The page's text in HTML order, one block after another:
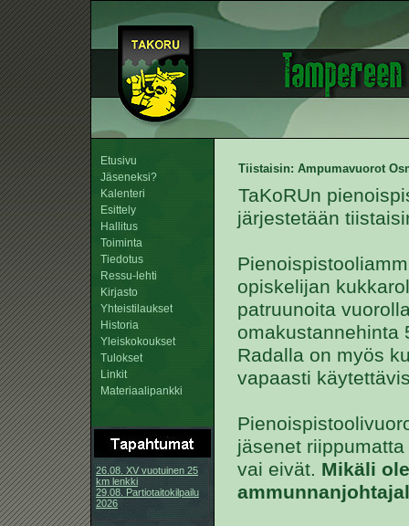
Etusivu
Jäseneksi?
Kalenteri
Esittely
Hallitus
Toiminta
Tiedotus
Ressu-lehti
Kirjasto
Yhteistilaukset
Historia
Yleiskokoukset
Tulokset
Linkit
Materiaalipankki
26.08. XV vuotuinen 25
km lenkki
29.08. Partiotaitokilpailu
2026
Tiistaisin: Ampumavuorot
TaKoRUn
järjestetään
opiskelijan
patruunoita
omakustannehinta
Radalla on myös
vapaasti
jäsenet
vai eivät. Mikäli